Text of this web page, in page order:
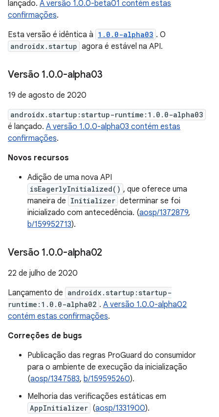
lançado. A versão 1.0.0-beta01 contém estas
confirmações.
Esta versão é idêntica à 1.0.0-alpha03 . O
androidx.startup agora é estável na API.
Versão 1.0.0-alpha03
19 de agosto de 2020
androidx.startup:startup-runtime:1.0.0-alpha03
é lançado. A versão 1.0.0-alpha03 contém estas
confirmações.
Novos recursos
Adição de uma nova API
isEagerlyInitialized() , que oferece uma
maneira de Initializer determinar se foi
inicializado com antecedência. (aosp/1372879,
b/159952713).
Versão 1.0.0-alpha02
22 de julho de 2020
Lançamento de androidx.startup:startup-
runtime:1.0.0-alpha02 . A versão 1.0.0-alpha02
contém estas confirmações.
Correções de bugs
Publicação das regras ProGuard do consumidor
para o ambiente de execução da inicialização
(aosp/1347583, b/159595260).
Melhoria das verificações estáticas em
AppInitializer (aosp/1331900).